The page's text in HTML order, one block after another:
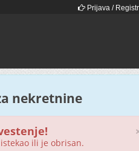
Prijava /
nekretnine
ili je obrisan.